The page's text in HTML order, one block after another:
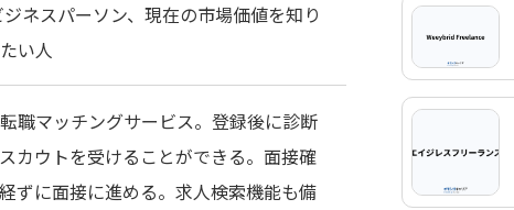
ネスパーソン、現在の市場価値を知り
い人
職マッチングサービス。登録後に診断
カウトを受けることができる。面接確
ずに面接に進める。求人検索機能も備